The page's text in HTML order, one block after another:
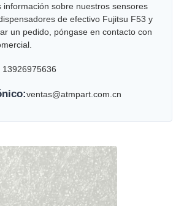
información sobre nuestros sensores
de efectivo Fujitsu F53 y
un pedido, póngase en contacto con
13926975636
ventas@atmpart.com.cn